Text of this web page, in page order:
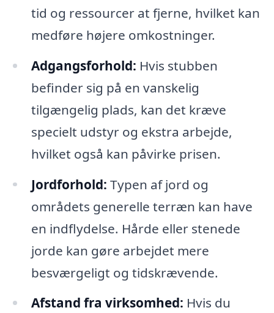
tid og ressourcer at fjerne, hvilket kan
medføre højere omkostninger.
Adgangsforhold: Hvis stubben
befinder sig på en vanskelig
tilgængelig plads, kan det kræve
specielt udstyr og ekstra arbejde,
hvilket også kan påvirke prisen.
Jordforhold: Typen af jord og
områdets generelle terræn kan have
en indflydelse. Hårde eller stenede
jorde kan gøre arbejdet mere
besværgeligt og tidskrævende.
Afstand fra virksomhed: Hvis du